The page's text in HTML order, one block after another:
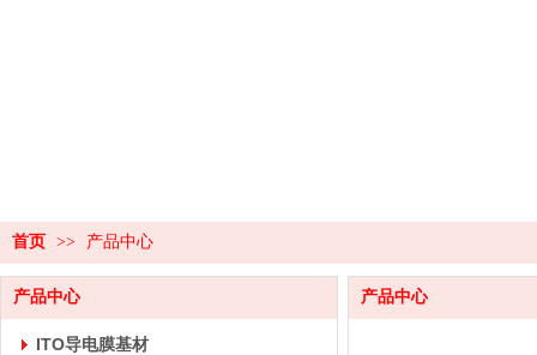
首页 >> 产品中心
产品中心
ITO导电膜基材
产品中心